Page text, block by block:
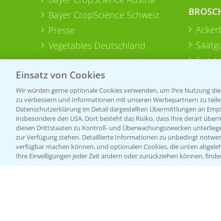
Bayer CropScience Schweiz
Presse
Vegetables Deutschland
Einsatz von Cookies
Wir würden gerne optionale Cookies verwenden, um Ihre Nutzung
zu verbessern und Informationen mit unseren Werbepartnern zu
Datenschutzerklärung im Detail dargestellten Übermittlungen an
insbesondere den USA. Dort besteht das Risiko, dass Ihre derart
diesen Drittstaaten zu Kontroll- und Überwachungszwecken
zur Verfügung stehen. Detaillierte Informationen zu unbedingt
verfügbar machen können, und optionalen Cookies, die unten
Ihre Einwilligungen jeder Zeit ändern oder zurückziehen können,